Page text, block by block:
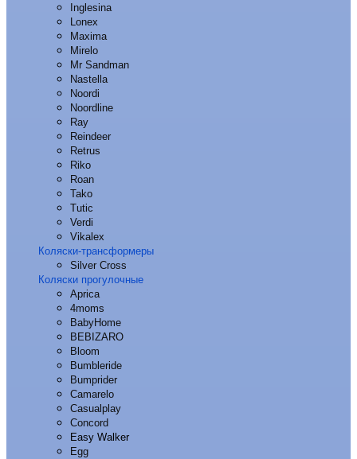
Inglesina
Lonex
Maxima
Mirelo
Mr Sandman
Nastella
Noordi
Noordline
Ray
Reindeer
Retrus
Riko
Roan
Tako
Tutic
Verdi
Vikalex
Коляски-трансформеры
Silver Cross
Коляски прогулочные
Aprica
4moms
BabyHome
BEBIZARO
Bloom
Bumbleride
Bumprider
Camarelo
Casualplay
Concord
Easy Walker
Egg